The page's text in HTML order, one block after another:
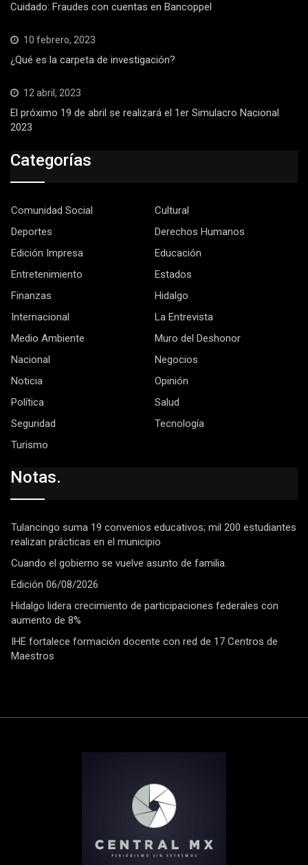
Cuidado: Fraudes con cuentas en Bancoppel
10 febrero, 2023
¿Qué es la carpeta de investigación?
12 abril, 2023
El próximo 19 de abril se realizará el 1er Simulacro Nacional
2023
Categorías
Comunidad Social
Cultural
Deportes
Derechos Humanos
Edición Impresa
Educación
Entretenimiento
Estados
Finanzas
Hidalgo
Internacional
La Entrevista
Medio Ambiente
Muro del Deshonor
Nacional
Negocios
Noticia
Opinión
Política
Salud
Seguridad
Tecnología
Turismo
Notas.
Tulancingo suma 19 convenios educativos; mil 200 estudiantes
realizan prácticas en el municipio
Cuando el gobierno se vuelve asunto de familia.
Edición 06/08/2026
Hidalgo lidera crecimiento de participaciones federales con
aumento de 8%
IHE fortalece formación docente con red de 17 Centros de
Maestros